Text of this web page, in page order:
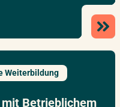
Weiterbildung
Betrieblichem